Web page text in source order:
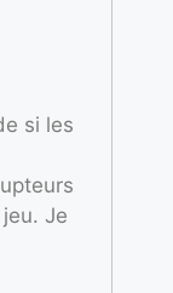
si les
Je